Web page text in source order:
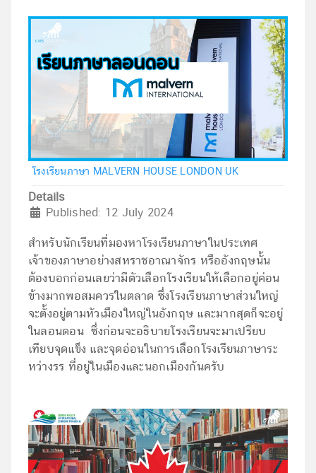
โรงเรียนภาษา MALVERN HOUSE LONDON UK
Details
Published: 12 July 2024
สำหรับนักเรียนที่มองหาโรงเรียนภาษาในประเทศ
เจ้าของภาษาอย่างสหราชอาณาจักร หรืออังกฤษนั้น
ต้องบอกก่อนเลยว่ามีตัวเลือกโรงเรียนให้เลือกอยู่ค่อน
ข้างมากพอสมควรในตลาด ซึ่งโรงเรียนภาษาส่วนใหญ่
จะตั้งอยู่ตามหัวเมืองใหญ่ในอังกฤษ และมากสุดก็จะอยู่
ในลอนดอน ซึ่งก่อนจะอธิบายโรงเรียนจะมาเปรียบ
เทียบจุดแข็ง และจุดอ่อนในการเลือกโรงเรียนภาษาระ
หว่างรร ที่อยู่ในเมืองและนอกเมืองกันครับ